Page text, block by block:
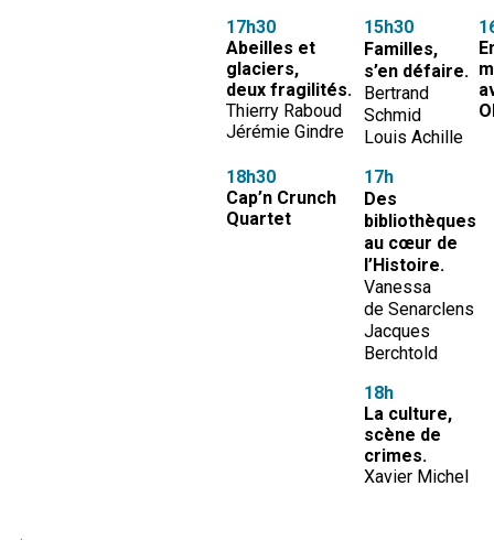
17h30
Abeilles et
glaciers,
deux fragilités.
Thierry Raboud
Jérémie Gindre
15h30
Familles,
s’en défaire.
Bertrand
Schmid
Louis Achille
18h30
Cap’n Crunch
Quartet
17h
Des
bibliothèques
au cœur de
l’Histoire.
Vanessa
de Senarclens
Jacques
Berchtold
18h
La culture,
scène de
crimes.
Xavier Michel
.